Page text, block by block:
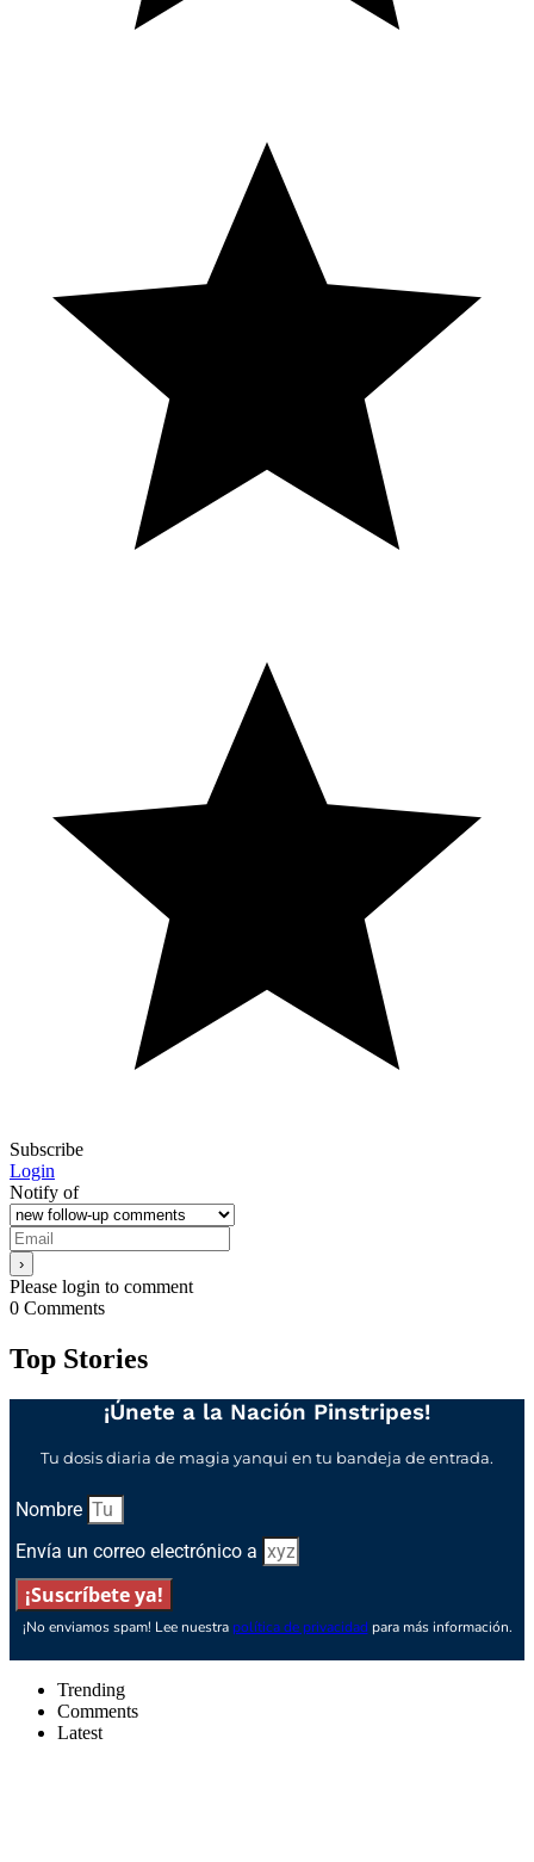
Subscribe
Login
Notify of
Please login to comment
0 Comments
Top Stories
¡Únete a la Nación Pinstripes!
Tu dosis diaria de magia yanqui en tu bandeja de entrada.
Nombre
Envía un correo electrónico a
¡Suscríbete ya!
¡No enviamos spam! Lee nuestra política de privacidad para más información.
Trending
Comments
Latest